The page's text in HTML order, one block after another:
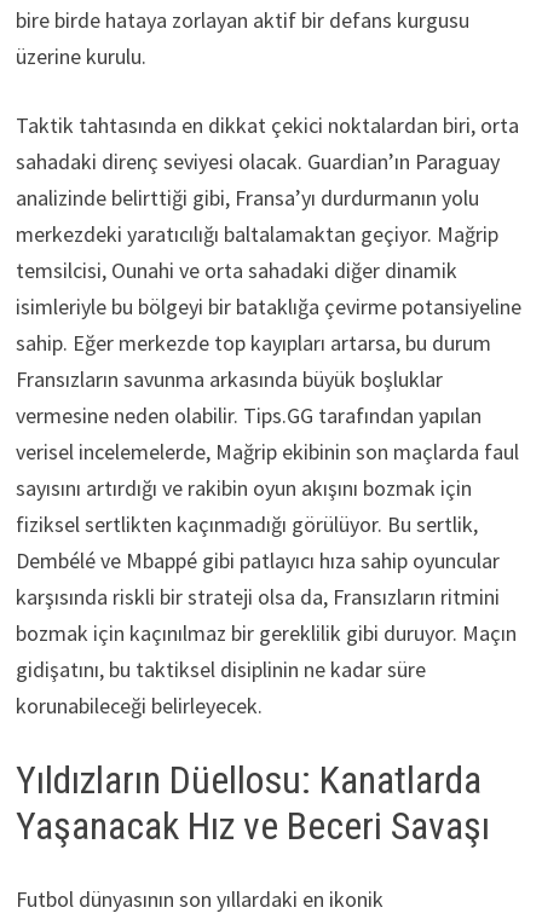
bire birde hataya zorlayan aktif bir defans kurgusu
üzerine kurulu.
Taktik tahtasında en dikkat çekici noktalardan biri, orta
sahadaki direnç seviyesi olacak. Guardian’ın Paraguay
analizinde belirttiği gibi, Fransa’yı durdurmanın yolu
merkezdeki yaratıcılığı baltalamaktan geçiyor. Mağrip
temsilcisi, Ounahi ve orta sahadaki diğer dinamik
isimleriyle bu bölgeyi bir bataklığa çevirme potansiyeline
sahip. Eğer merkezde top kayıpları artarsa, bu durum
Fransızların savunma arkasında büyük boşluklar
vermesine neden olabilir. Tips.GG tarafından yapılan
verisel incelemelerde, Mağrip ekibinin son maçlarda faul
sayısını artırdığı ve rakibin oyun akışını bozmak için
fiziksel sertlikten kaçınmadığı görülüyor. Bu sertlik,
Dembélé ve Mbappé gibi patlayıcı hıza sahip oyuncular
karşısında riskli bir strateji olsa da, Fransızların ritmini
bozmak için kaçınılmaz bir gereklilik gibi duruyor. Maçın
gidişatını, bu taktiksel disiplinin ne kadar süre
korunabileceği belirleyecek.
Yıldızların Düellosu: Kanatlarda
Yaşanacak Hız ve Beceri Savaşı
Futbol dünyasının son yıllardaki en ikonik